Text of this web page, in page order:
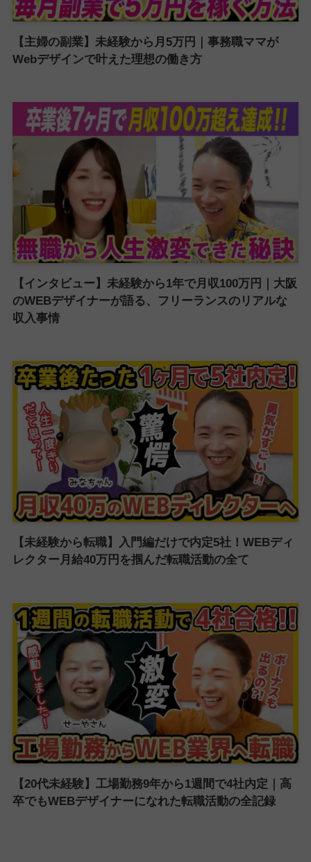
【主婦の副業】未経験から月5万円｜事務職ママが
Webデザインで叶えた理想の働き方
【インタビュー】未経験から1年で月収100万円｜大阪
のWEBデザイナーが語る、フリーランスのリアルな
収入事情
【未経験から転職】入門編だけで内定5社！WEBディ
レクター月給40万円を掴んだ転職活動の全て
【20代未経験】工場勤務9年から1週間で4社内定｜高
卒でもWEBデザイナーになれた転職活動の全記録